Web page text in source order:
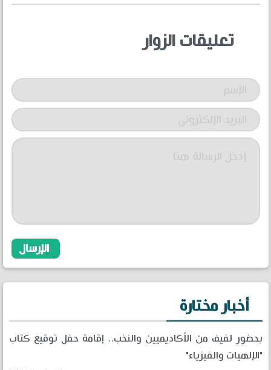
تعليقات الزوار
أخبار مختارة
بحضور لفيف من الأكاديميين والنخب.. إقامة حفل توقيع كتاب
"الإلهيات والفيزياء"